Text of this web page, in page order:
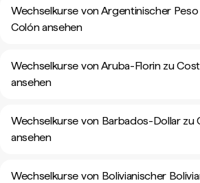
Wechselkurse von Argentinischer
Colón ansehen
Wechselkurse von Aruba-Florin zu
ansehen
Wechselkurse von Barbados-Dollar zu
ansehen
Wechselkurse von Bolivianischer